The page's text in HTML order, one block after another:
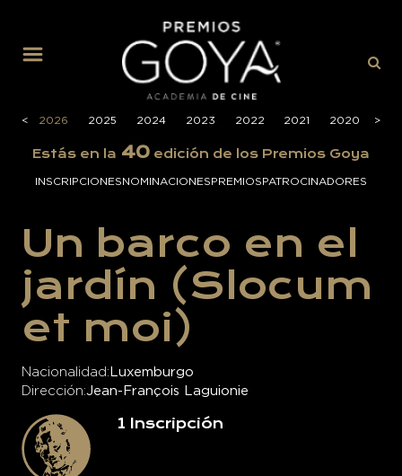
< 2026 2025 2024 2023 2022 2021 2020 >
Estás en la 40 edición de los Premios Goya
INSCRIPCIONESNOMINACIONESPREMIOSPATROCINADORES
Un barco en el
jardín (Slocum
et moi)
Nacionalidad Luxemburgo
Dirección Jean-François Laguionie
1 Inscripción